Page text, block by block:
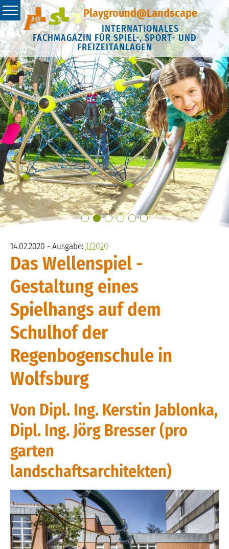
Playground@Landscape
INTERNATIONALES
FACHMAGAZIN FÜR SPIEL-, SPORT- UND
FREIZEITANLAGEN
14.02.2020 - Ausgabe:1/2020
Das Wellenspiel -
Gestaltung eines
Spielhangs auf dem
Schulhof der
Regenbogenschule in
Wolfsburg
Von Dipl. Ing. Kerstin Jablonka,
Dipl. Ing. Jörg Bresser (pro
garten
landschaftsarchitekten)